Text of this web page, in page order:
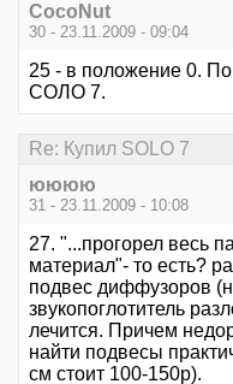
CocoNut
30 - 23.11.2009 - 09:04
25 - в положение 0. По
СОЛО 7.
Re: Купил SOLO 7
юююю
31 - 23.11.2009 - 10:08
27. "...прогорел весь
материал"- то есть?
подвес диффузоров
звукопоглотитель
лечится. Причем
найти подвесы
см стоит 100-150р).